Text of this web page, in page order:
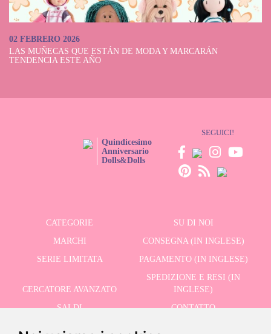
02 FEBRERO 2026
LAS MUÑECAS QUE ESTÁN DE MODA Y MARCARÁN
TENDENCIA ESTE AÑO
Quindicesimo
Anniversario
Dolls&Dolls
SEGUICI!
CATEGORIE
SU DI NOI
MARCHI
CONSEGNA (IN INGLESE)
SERIE LIMITATA
PAGAMENTO (IN INGLESE)
CERCATORE AVANZATO
SPEDIZIONE E RESI (IN
INGLESE)
SALDI
CONTATTO